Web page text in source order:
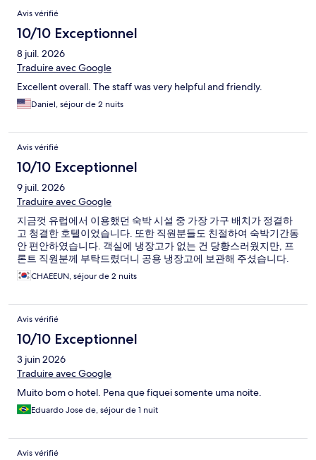
Avis vérifié
10/10 Exceptionnel
8 juil. 2026
Traduire avec Google
Excellent overall. The staff was very helpful and friendly.
Daniel, séjour de 2 nuits
Avis vérifié
10/10 Exceptionnel
9 juil. 2026
Traduire avec Google
지금껏 유럽에서 이용했던 숙박 시설 중 가장 가구 배치가 정결하
고 청결한 호텔이었습니다. 또한 직원분들도 친절하여 숙박기간동
안 편안하였습니다. 객실에 냉장고가 없는 건 당황스러웠지만, 프
론트 직원분께 부탁드렸더니 공용 냉장고에 보관해 주셨습니다.
CHAEEUN, séjour de 2 nuits
Avis vérifié
10/10 Exceptionnel
3 juin 2026
Traduire avec Google
Muito bom o hotel. Pena que fiquei somente uma noite.
Eduardo Jose de, séjour de 1 nuit
Avis vérifié